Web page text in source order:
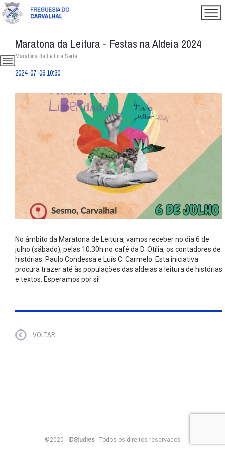
Maratona da Leitura - Festas na Aldeia 2024
Maratona da Leitura Sertã
2024-07-06 10:30
No âmbito da Maratona de Leitura, vamos receber no dia 6 de
julho (sábado), pelas 10:30h no café da D. Otília, os contadores de
histórias: Paulo Condessa e Luís C. Carmelo. Esta iniciativa
procura trazer até às populações das aldeias a leitura de histórias
e textos. Esperamos por si!
VOLTAR
©2020 · IDStudies· Todos os direitos reservados